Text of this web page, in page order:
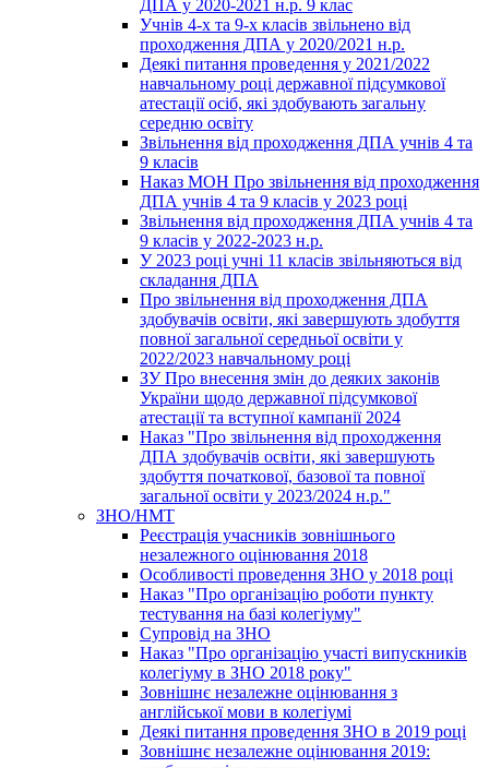
ДПА у 2020-2021 н.р. 9 клас
Учнів 4-х та 9-х класів звільнено від
проходження ДПА у 2020/2021 н.р.
Деякі питання проведення у 2021/2022
навчальному році державної підсумкової
атестації осіб, які здобувають загальну
середню освіту
Звільнення від проходження ДПА учнів 4 та
9 класів
Наказ МОН Про звільнення від проходження
ДПА учнів 4 та 9 класів у 2023 році
Звільнення від проходження ДПА учнів 4 та
9 класів у 2022-2023 н.р.
У 2023 році учні 11 класів звільняються від
складання ДПА
Про звільнення від проходження ДПА
здобувачів освіти, які завершують здобуття
повної загальної середньої освіти у
2022/2023 навчальному році
ЗУ Про внесення змін до деяких законів
України щодо державної підсумкової
атестації та вступної кампанії 2024
Наказ "Про звільнення від проходження
ДПА здобувачів освіти, які завершують
здобуття початкової, базової та повної
загальної освіти у 2023/2024 н.р."
ЗНО/НМТ
Реєстрація учасників зовнішнього
незалежного оцінювання 2018
Особливості проведення ЗНО у 2018 році
Наказ "Про організацію роботи пункту
тестування на базі колегіуму"
Супровід на ЗНО
Наказ "Про організацію участі випускників
колегіуму в ЗНО 2018 року"
Зовнішнє незалежне оцінювання з
англійської мови в колегіумі
Деякі питання проведення ЗНО в 2019 році
Зовнішнє незалежне оцінювання 2019: